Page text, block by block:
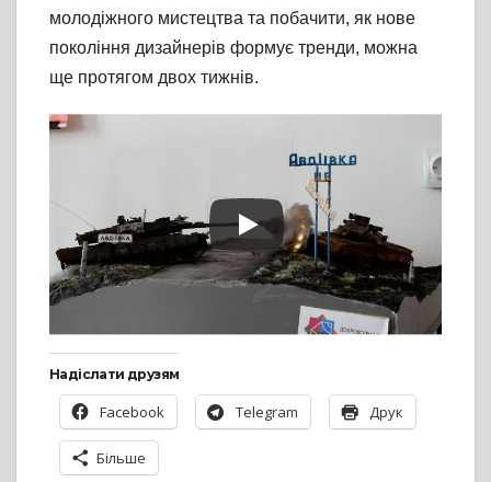
молодіжного мистецтва та побачити, як нове
покоління дизайнерів формує тренди, можна
ще протягом двох тижнів.
Надіслати друзям
Facebook Telegram Друк
Більше